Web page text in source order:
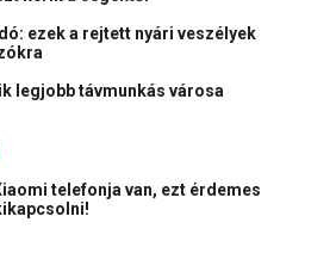
ezek a rejtett nyári veszélyek
legjobb távmunkás városa
telefonja van, ezt érdemes